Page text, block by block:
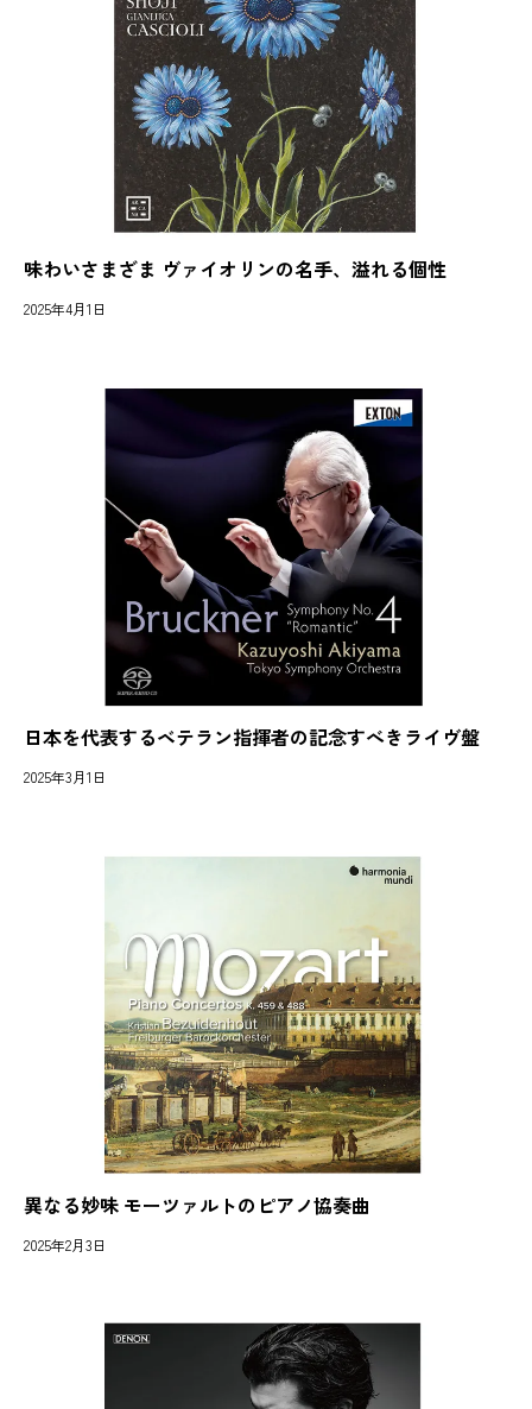
味わいさまざま ヴァイオリンの名手、溢れる個性
2025年4月1日
日本を代表するベテラン指揮者の記念すべきライヴ盤
2025年3月1日
異なる妙味 モーツァルトのピアノ協奏曲
2025年2月3日